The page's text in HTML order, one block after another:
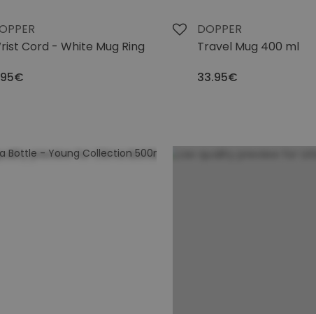
Cord - White Mug Ring
DOPPER
Travel Mug 400 ml
33.95€